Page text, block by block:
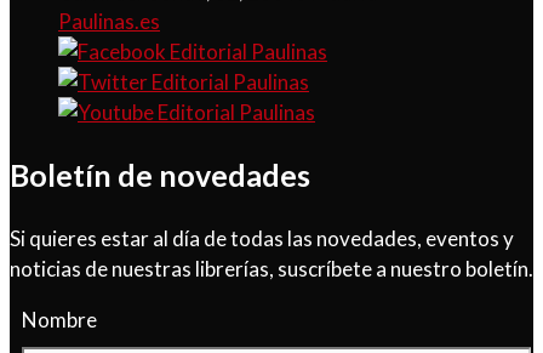
Paulinas.es
Boletín de novedades
Si quieres estar al día de todas las novedades, eventos y
noticias de nuestras librerías, suscríbete a nuestro boletín.
Nombre